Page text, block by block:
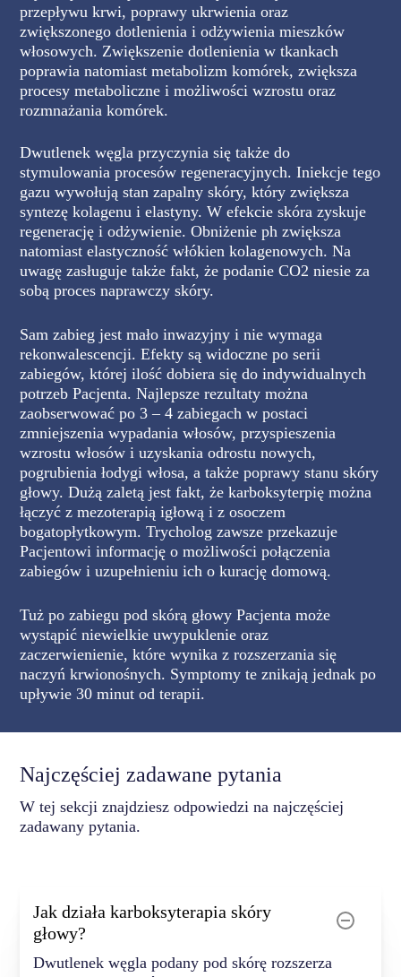
przepływu krwi, poprawy ukrwienia oraz
zwiększonego dotlenienia i odżywienia mieszków
włosowych. Zwiększenie dotlenienia w tkankach
poprawia natomiast metabolizm komórek, zwiększa
procesy metaboliczne i możliwości wzrostu oraz
rozmnażania komórek.
Dwutlenek węgla przyczynia się także do
stymulowania procesów regeneracyjnych. Iniekcje tego
gazu wywołują stan zapalny skóry, który zwiększa
syntezę kolagenu i elastyny. W efekcie skóra zyskuje
regenerację i odżywienie. Obniżenie ph zwiększa
natomiast elastyczność włókien kolagenowych. Na
uwagę zasługuje także fakt, że podanie CO2 niesie za
sobą proces naprawczy skóry.
Sam zabieg jest mało inwazyjny i nie wymaga
rekonwalescencji. Efekty są widoczne po serii
zabiegów, której ilość dobiera się do indywidualnych
potrzeb Pacjenta. Najlepsze rezultaty można
zaobserwować po 3 – 4 zabiegach w postaci
zmniejszenia wypadania włosów, przyspieszenia
wzrostu włosów i uzyskania odrostu nowych,
pogrubienia łodygi włosa, a także poprawy stanu skóry
głowy. Dużą zaletą jest fakt, że karboksyterpię można
łączyć z mezoterapią igłową i z osoczem
bogatopłytkowym. Trycholog zawsze przekazuje
Pacjentowi informację o możliwości połączenia
zabiegów i uzupełnieniu ich o kurację domową.
Tuż po zabiegu pod skórą głowy Pacjenta może
wystąpić niewielkie uwypuklenie oraz
zaczerwienienie, które wynika z rozszerzania się
naczyń krwionośnych. Symptomy te znikają jednak po
upływie 30 minut od terapii.
Najczęściej zadawane pytania
W tej sekcji znajdziesz odpowiedzi na najczęściej
zadawany pytania.
Jak działa karboksyterapia skóry
głowy?
Dwutlenek węgla podany pod skórę rozszerza